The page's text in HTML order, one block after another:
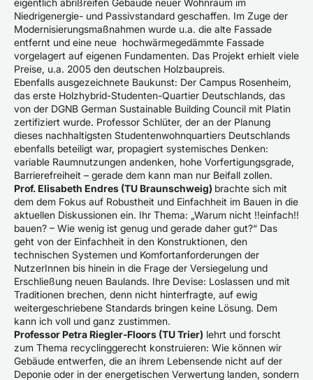
Niedrigenergie- und Passivstandard geschaffen. Im Zuge der
Modernisierungsmaßnahmen wurde u.a. die alte Fassade
entfernt und eine neue hochwärmegedämmte Fassade
vorgelagert auf eigenen Fundamenten. Das Projekt erhielt viele
Preise, u.a. 2005 den deutschen Holzbaupreis.
Ebenfalls ausgezeichnete Baukunst: Der Campus Rosenheim,
das erste Holzhybrid-Studenten-Quartier Deutschlands, das
von der DGNB German Sustainable Building Council mit Platin
zertifiziert wurde. Professor Schlüter, der an der Planung
dieses nachhaltigsten Studentenwohnquartiers Deutschlands
ebenfalls beteiligt war, propagiert systemisches Denken:
variable Raumnutzungen andenken, hohe Vorfertigungsgrade,
Barrierefreiheit – gerade dem kann man nur Beifall zollen.
Prof. Elisabeth Endres (TU Braunschweig) brachte sich mit
dem dem Fokus auf Robustheit und Einfachheit im Bauen in die
aktuellen Diskussionen ein. Ihr Thema: „Warum nicht !!einfach!!
bauen? – Wie wenig ist genug und gerade daher gut?“ Das
geht von der Einfachheit in den Konstruktionen, den
technischen Systemen und Komfortanforderungen der
NutzerInnen bis hinein in die Frage der Versiegelung und
Erschließung neuen Baulands. Ihre Devise: Loslassen und mit
Traditionen brechen, denn nicht hinterfragte, auf ewig
weitergeschriebene Standards bringen keine Lösung. Dem
kann ich voll und ganz zustimmen.
Professor Petra Riegler-Floors (TU Trier) lehrt und forscht
zum Thema recyclinggerecht konstruieren: Wie können wir
Gebäude entwerfen, die an ihrem Lebensende nicht auf der
Deponie oder in der energetischen Verwertung landen, sondern